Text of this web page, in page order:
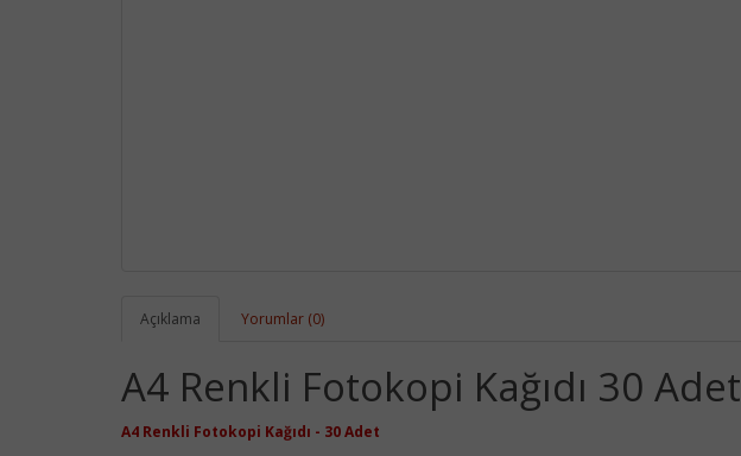
Açıklama Yorumlar (0)
A4 Renkli Fotokopi Kağıdı 30 Adet
A4 Renkli Fotokopi Kağıdı - 30 Adet